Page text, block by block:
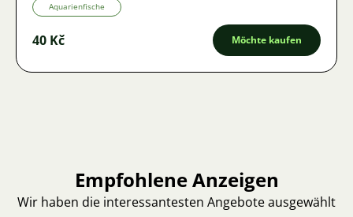
Aquarienfische
40 Kč Möchte kaufen
Empfohlene Anzeigen
Wir haben die interessantesten Angebote ausgewählt